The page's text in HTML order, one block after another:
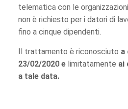
telematica con le
non è richiesto per i datori di
fino a cinque dipendenti.
Il trattamento è riconosciuto a
23/02/2020 elimitatamente ai
a tale data.